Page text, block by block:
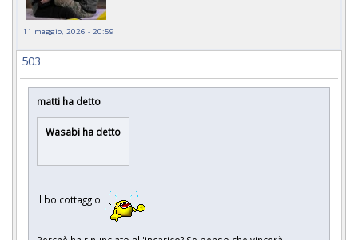
11 maggio, 2026 - 20:59
503
matti ha detto
Wasabi ha detto
Il boicottaggio